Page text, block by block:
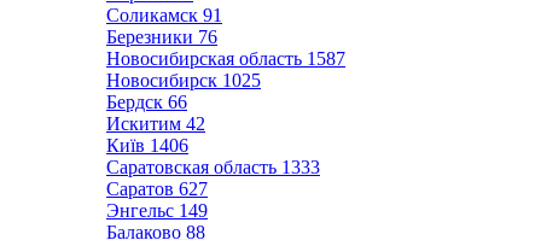
Соликамск 91
Березники 76
Новосибирская область 1587
Новосибирск 1025
Бердск 66
Искитим 42
Київ 1406
Саратовская область 1333
Саратов 627
Энгельс 149
Балаково 88